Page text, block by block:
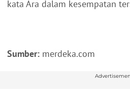
kata Ara dalam kesempatan
Sumber: merdeka.com